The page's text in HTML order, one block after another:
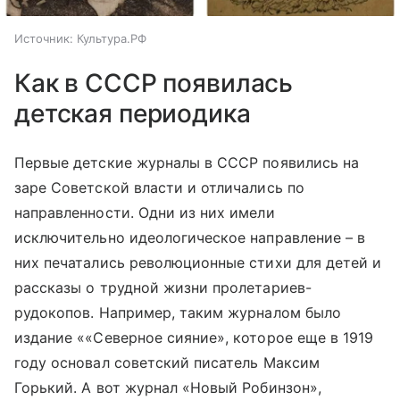
Источник: Культура.РФ
Как в СССР появилась
детская периодика
Первые детские журналы в СССР появились на
заре Советской власти и отличались по
направленности. Одни из них имели
исключительно идеологическое направление – в
них печатались революционные стихи для детей и
рассказы о трудной жизни пролетариев-
рудокопов. Например, таким журналом было
издание ««Северное сияние», которое еще в 1919
году основал советский писатель Максим
Горький. А вот журнал «Новый Робинзон»,